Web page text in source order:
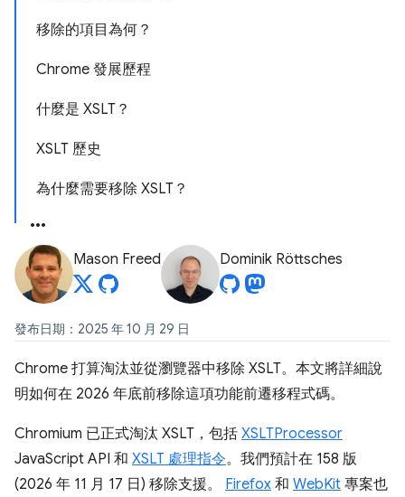
移除的項目為何？
Chrome 發展歷程
什麼是 XSLT？
XSLT 歷史
為什麼需要移除 XSLT？
Mason Freed Dominik Röttsches
發布日期：2025 年 10 月 29 日
Chrome 打算淘汰並從瀏覽器中移除 XSLT。本文將詳細說
明如何在 2026 年底前移除這項功能前遷移程式碼。
Chromium 已正式淘汰 XSLT，包括 XSLTProcessor
JavaScript API 和 XSLT 處理指令。我們預計在 158 版
(2026 年 11 月 17 日) 移除支援。 Firefox 和 WebKit 專案也